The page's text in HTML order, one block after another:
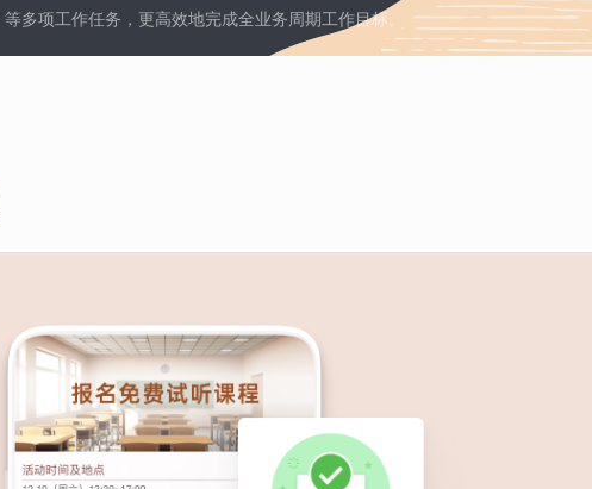
等多项工作任务，更高效地完成全业务周期工作目标。